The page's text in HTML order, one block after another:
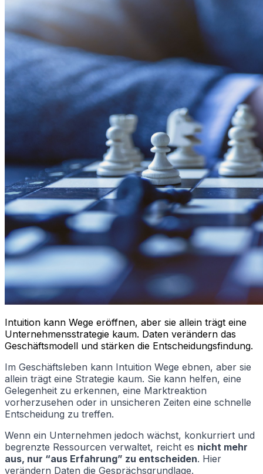
Intuition kann Wege eröffnen, aber sie allein trägt eine
Unternehmensstrategie kaum. Daten verändern das
Geschäftsmodell und stärken die Entscheidungsfindung.
Im Geschäftsleben kann Intuition Wege ebnen, aber sie
allein trägt eine Strategie kaum. Sie kann helfen, eine
Gelegenheit zu erkennen, eine Marktreaktion
vorherzusehen oder in unsicheren Zeiten eine schnelle
Entscheidung zu treffen.
Wenn ein Unternehmen jedoch wächst, konkurriert und
begrenzte Ressourcen verwaltet, reicht es nicht mehr
aus, nur “aus Erfahrung” zu entscheiden. Hier
verändern Daten die Gesprächsgrundlage.